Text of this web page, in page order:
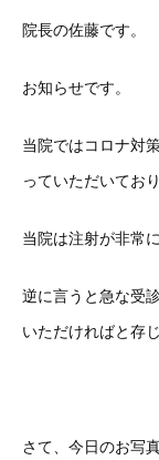
院長の佐藤です。
お知らせです。
当院ではコロナ対
っていただいており
当院は注射が非常
逆に言うと急な受
いただければと存じ
さて、今日のお写